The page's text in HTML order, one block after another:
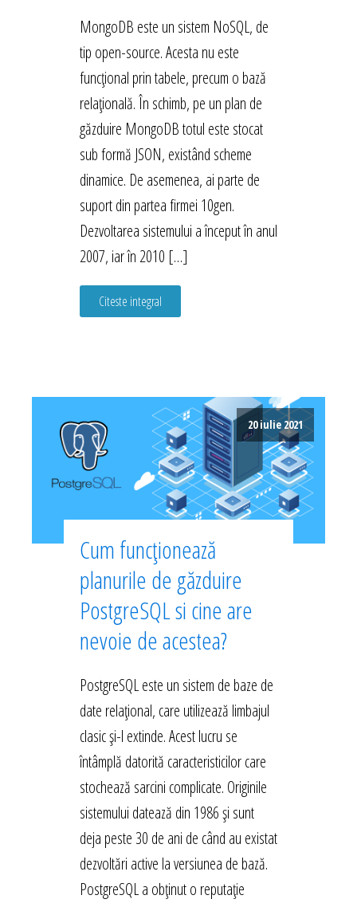
MongoDB este un sistem NoSQL, de
tip open-source. Acesta nu este
funcțional prin tabele, precum o bază
relațională. În schimb, pe un plan de
găzduire MongoDB totul este stocat
sub formă JSON, existând scheme
dinamice. De asemenea, ai parte de
suport din partea firmei 10gen.
Dezvoltarea sistemului a început în anul
2007, iar în 2010 […]
Citeste integral
20 iulie 2021
Cum funcționează
planurile de găzduire
PostgreSQL si cine are
nevoie de acestea?
PostgreSQL este un sistem de baze de
date relațional, care utilizează limbajul
clasic și-l extinde. Acest lucru se
întâmplă datorită caracteristicilor care
stochează sarcini complicate. Originile
sistemului datează din 1986 și sunt
deja peste 30 de ani de când au existat
dezvoltări active la versiunea de bază.
PostgreSQL a obținut o reputație